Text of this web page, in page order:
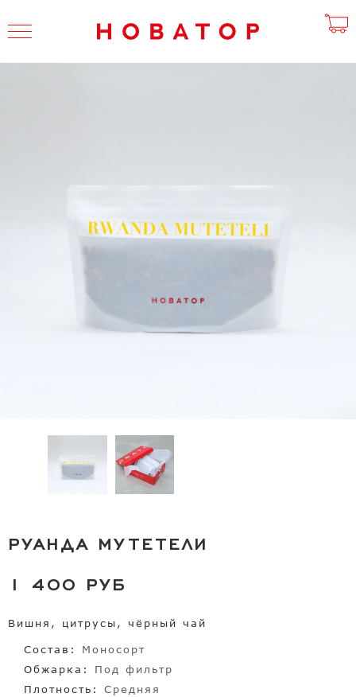
РУАНДА МУТЕТЕЛИ
1 400 РУБ
Вишня, цитрусы, чёрный чай
Состав:
Моносорт
Обжарка:
Под фильтр
Плотность:
Средняя